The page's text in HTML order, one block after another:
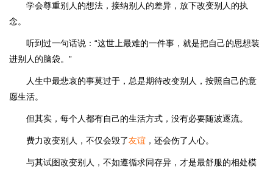
学会尊重别人的想法，接纳别人的差异，放下改变别人的执
念。
听到过一句话说：“这世上最难的一件事，就是把自己的思想装
进别人的脑袋。”
人生中最悲哀的事莫过于，总是期待改变别人，按照自己的意
愿生活。
但其实，每个人都有自己的生活方式，没有必要随波逐流。
费力改变别人，不仅会毁了友谊 ，还会伤了人心。
与其试图改变别人，不如遵循求同存异，才是最舒服的相处模